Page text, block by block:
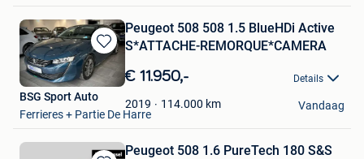
Bewaren
in
Mijn
Favorieten
Peugeot 508 508 1.5 BlueHDi Active
S*ATTACHE-REMORQUE*CAMERA
€ 11.950,- Details
2019 114.000 km
BSG Sport Auto
Ferrieres + Partie De Harre
Vandaag
Peugeot 508 1.6 PureTech 180 S&S